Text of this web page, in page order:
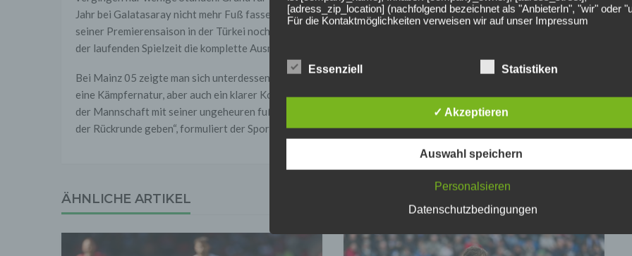
Jahr bei Galatasaray nicht mehr Fuß fassen konnte.Während der Ex-Jugendspieler von Ajax Amsteram in
seiner Premierensaison in der Türkei noch auf insgesamt 18 Einsätze kam und einen Treffer erzielte, folgte in
der laufenden Spielzeit die komplette Ausmusterung aus dem Kader.
Bei Mainz 05 zeigte man sich unterdessen hoch erfreut über den Ex-Galatasaray-Profi. „Nigel ist ein Anführer,
eine Kämpfernatur, aber auch ein klarer Kopf und ein topprofessioneller Spieler“, so Rouven Schröder. „Er soll
der Mannschaft mit seiner ungeheuren fußballerischen Erfahrung und seinem Charakter wichtige Impulse in
der Rückrunde geben“, formuliert der Sportvorstand klare Forderungen an seinen Neuzugang.
ÄHNLICHE ARTIKEL
[adress_zip_location] (nachfolgend bezeichnet als "AnbieterIn", "wir" oder
Für die Kontaktmöglichkeiten verweisen wir auf unser Impressum
Onlineangebotes. Die verwendeten Begrifflichkeiten, wie z.B. "Nutzer" sind
geschlechtsneutral zu verstehen.
Wir verarbeiten personenbezogene Daten der Nutzer nur unter Einhaltung
einschlägigen Datenschutzbestimmungen entsprechend den Geboten der
Datensparsamkeit- und Datenvermeidung. Das bedeutet die Daten der
werden nur beim Vorliegen einer gesetzlichen Erlaubnis, insbesondere
Daten zur Erbringung unserer vertraglichen Leistungen sowie Online-
entsprechend dem Stand der Technik, um sicher zu stellen, dass die
verarbeiteten Daten gegen zufällige oder vorsätzliche Manipulationen,
Zerstörung oder gegen den Zugriff unberechtigter Personen zu schützen.
Essenziell Statistiken
✓ Akzeptieren
Auswahl speichern
Personalsieren
Datenschutzbedingungen